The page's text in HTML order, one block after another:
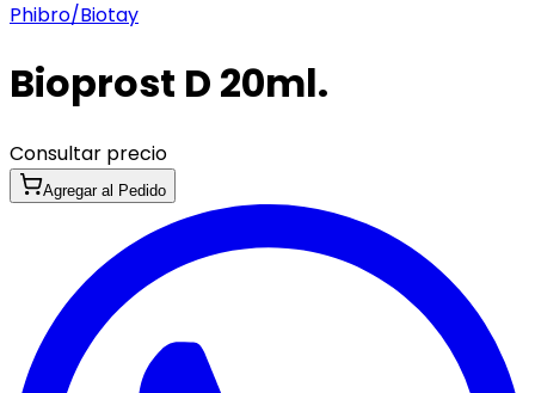
Phibro/Biotay
Bioprost D 20ml.
Consultar precio
Agregar al Pedido